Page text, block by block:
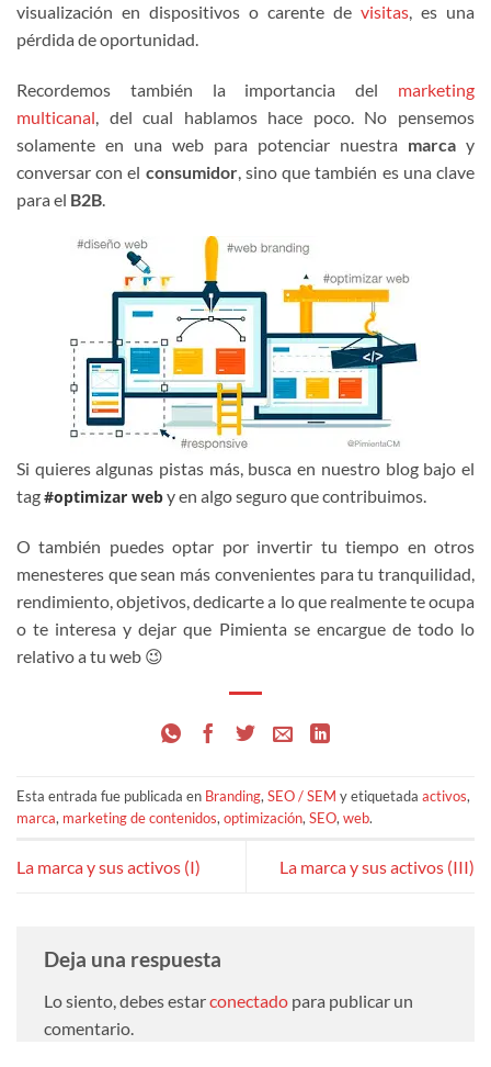
visualización en dispositivos o carente de visitas, es una
pérdida de oportunidad.
Recordemos también la importancia del marketing
multicanal, del cual hablamos hace poco. No pensemos
solamente en una web para potenciar nuestra marca y
conversar con el consumidor, sino que también es una clave
para el B2B.
Si quieres algunas pistas más, busca en nuestro blog bajo el
tag#optimizar weby en algo seguro que contribuimos.
O también puedes optar por invertir tu tiempo en otros
menesteres que sean más convenientes para tu tranquilidad,
rendimiento, objetivos, dedicarte a lo que realmente te ocupa
o te interesa y dejar que Pimienta se encargue de todo lo
relativo a tu web 😉
Esta entrada fue publicada en Branding, SEO / SEM y etiquetada activos,
marca, marketing de contenidos, optimización, SEO, web.
La marca y sus activos (I) La marca y sus activos (III)
Deja una respuesta
Lo siento, debes estarconectado para publicar un
comentario.